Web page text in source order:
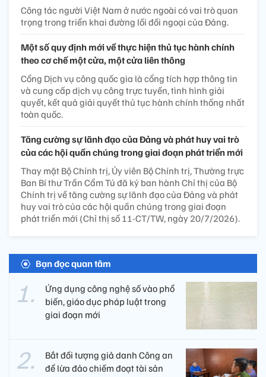
Công tác người Việt Nam ở nước ngoài có vai trò quan
trọng trong triển khai đường lối đối ngoại của Đảng.
Một số quy định mới về thực hiện thủ tục hành chính
theo cơ chế một cửa, một cửa liên thông
Cổng Dịch vụ công quốc gia là cổng tích hợp thông tin
và cung cấp dịch vụ công trực tuyến, tình hình giải
quyết, kết quả giải quyết thủ tục hành chính thống nhất
toàn quốc.
Tăng cường sự lãnh đạo của Đảng và phát huy vai trò
của các hội quần chúng trong giai đoạn phát triển mới
Thay mặt Bộ Chính trị, Ủy viên Bộ Chính trị, Thường trực
Ban Bí thư Trần Cẩm Tú đã ký ban hành Chỉ thị của Bộ
Chính trị về tăng cường sự lãnh đạo của Đảng và phát
huy vai trò của các hội quần chúng trong giai đoạn
phát triển mới (Chỉ thị số 11-CT/TW, ngày 20/7/2026).
Bạn đọc quan tâm
Ứng dụng công nghệ số vào phổ
biến, giáo dục pháp luật trong
giai đoạn mới
Bắt đối tượng giả danh Công an
để lừa đảo chiếm đoạt tài sản